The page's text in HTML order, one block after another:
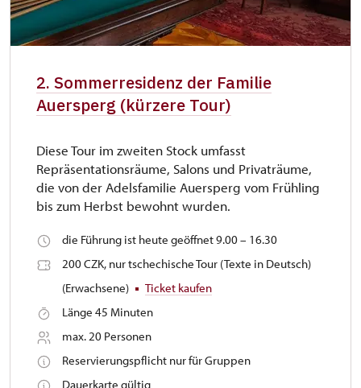
2. Sommerresidenz der Familie
Auersperg (kürzere Tour)
Diese Tour im zweiten Stock umfasst
Repräsentationsräume, Salons und Privaträume,
die von der Adelsfamilie Auersperg vom Frühling
bis zum Herbst bewohnt wurden.
die Führung ist heute geöffnet 9.00 – 16.30
200 CZK, nur tschechische Tour (Texte in Deutsch)
(Erwachsene)
Ticket kaufen
Länge 45 Minuten
max. 20 Personen
Reservierungspflicht nur für Gruppen
Dauerkarte gültig